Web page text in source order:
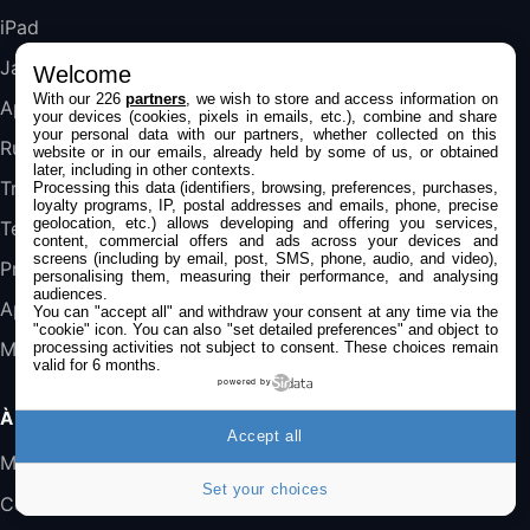
DeLonghi ECAM290.22.b
Jeu FIFA 20 sur PC (code à télécharger)
45,98€57,99€Rue Du Commerce (Vendeur Tiers)
iPad
Jailbreak
Applications
Rumeurs
Trucs & astuces
Tests
Promos
Apple
Mac
À PROPOS
Mentions légales
Confidentialité
Welcome
With our 226partners , we wish to store and access information on
your devices (cookies, pixels in emails, etc.), combine and share
your personal data with our partners, whether collected on this
website or in our emails, already held by some of us, or obtained
later, including in other contexts.
Processing this data (identifiers, browsing, preferences, purchases,
loyalty programs, IP, postal addresses and emails, phone, precise
geolocation, etc.) allows developing and offering you services,
content, commercial offers and ads across your devices and
screens (including by email, post, SMS, phone, audio, and video),
personalising them, measuring their performance, and analysing
audiences.
You can "accept all" and withdraw your consent at any time via the
"cookie" icon. You can also "set detailed preferences" and object to
processing activities not subject to consent. These choices remain
valid for 6 months.
powered by
Set your choices
Accept all